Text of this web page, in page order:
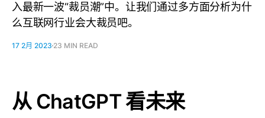
入最新一波“裁员潮”中。让我们通过多方面分析为什
么互联网行业会大裁员吧。
17 2月 2023 23 MIN READ
从 ChatGPT 看未来